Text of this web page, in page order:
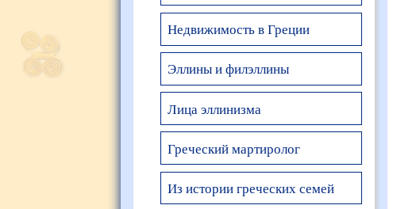
Недвижимость в Греции
Эллины и филэллины
Лица эллинизма
Греческий мартиролог
Из истории греческих семей